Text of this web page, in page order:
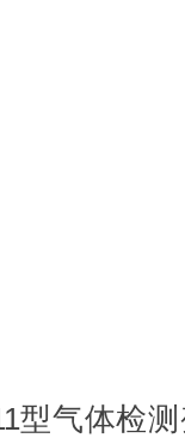
型气体检